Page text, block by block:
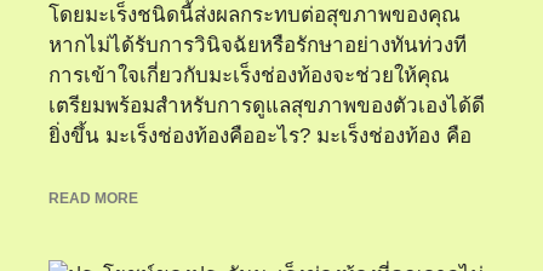
โดยมะเร็งชนิดนี้ส่งผลกระทบต่อสุขภาพของคุณ
หากไม่ได้รับการวินิจฉัยหรือรักษาอย่างทันท่วงที
การเข้าใจเกี่ยวกับมะเร็งช่องท้องจะช่วยให้คุณ
เตรียมพร้อมสำหรับการดูแลสุขภาพของตัวเองได้ดี
ยิ่งขึ้น มะเร็งช่องท้องคืออะไร? มะเร็งช่องท้อง คือ
READ MORE